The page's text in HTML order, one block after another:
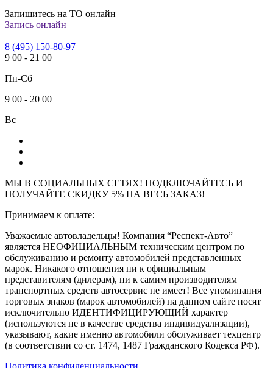
Запишитесь на ТО онлайн
Запись онлайн
8 (495) 150-80-97
9 00 - 21 00
Пн-Сб
9 00 - 20 00
Вс
МЫ В СОЦИАЛЬНЫХ СЕТЯХ! ПОДКЛЮЧАЙТЕСЬ И
ПОЛУЧАЙТЕ СКИДКУ 5% НА ВЕСЬ ЗАКАЗ!
Принимаем к оплате:
Уважаемые автовладельцы! Компания “Респект-Авто”
является НЕОФИЦИАЛЬНЫМ техническим центром по
обслуживанию и ремонту автомобилей представленных
марок. Никакого отношения ни к официальным
представителям (дилерам), ни к самим производителям
транспортных средств автосервис не имеет! Все упоминания
торговых знаков (марок автомобилей) на данном сайте носят
исключительно ИДЕНТИФИЦИРУЮЩИЙ характер
(используются не в качестве средства индивидуализации),
указывают, какие именно автомобили обслуживает техцентр
(в соответствии со ст. 1474, 1487 Гражданского Кодекса РФ).
Политика конфиденциальности